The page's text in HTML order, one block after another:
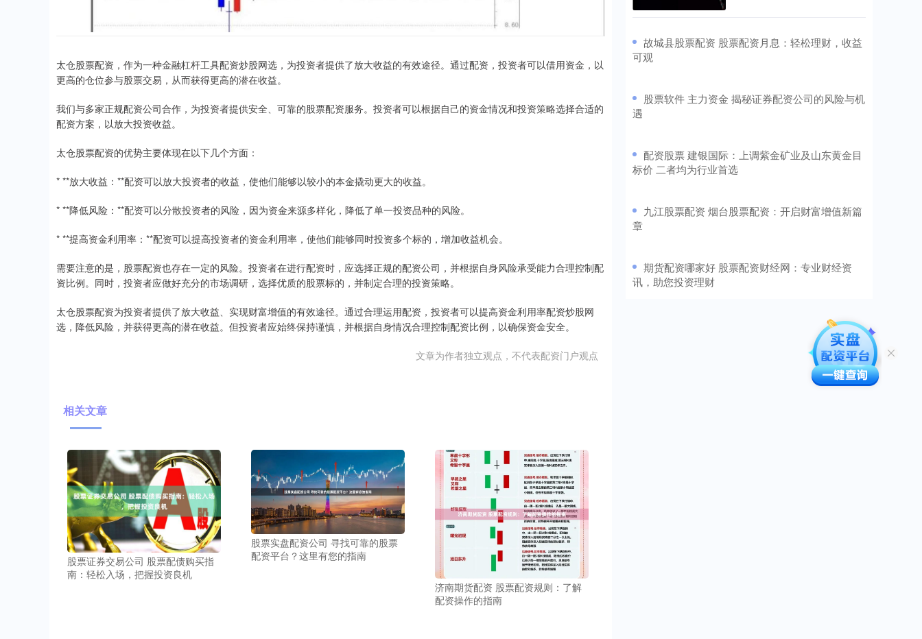
太仓股票配资，作为一种金融杠杆工具配资炒股网选，为投资者提供了放大收益的有效途径。通过配资，投资者可以借用资金，以
更高的仓位参与股票交易，从而获得更高的潜在收益。
我们与多家正规配资公司合作，为投资者提供安全、可靠的股票配资服务。投资者可以根据自己的资金情况和投资策略选择合适的
配资方案，以放大投资收益。
太仓股票配资的优势主要体现在以下几个方面：
* **放大收益：**配资可以放大投资者的收益，使他们能够以较小的本金撬动更大的收益。
* **降低风险：**配资可以分散投资者的风险，因为资金来源多样化，降低了单一投资品种的风险。
* **提高资金利用率：**配资可以提高投资者的资金利用率，使他们能够同时投资多个标的，增加收益机会。
需要注意的是，股票配资也存在一定的风险。投资者在进行配资时，应选择正规的配资公司，并根据自身风险承受能力合理控制配
资比例。同时，投资者应做好充分的市场调研，选择优质的股票标的，并制定合理的投资策略。
太仓股票配资为投资者提供了放大收益、实现财富增值的有效途径。通过合理运用配资，投资者可以提高资金利用率配资炒股网
选，降低风险，并获得更高的潜在收益。但投资者应始终保持谨慎，并根据自身情况合理控制配资比例，以确保资金安全。
文章为作者独立观点，不代表配资门户观点
相关文章
股票证券交易公司 股票配债购买指
南：轻松入场，把握投资良机
股票实盘配资公司 寻找可靠的股票
配资平台？这里有您的指南
济南期货配资 股票配资规则：了解
配资操作的指南
​故城县股票配资 股票配资月息：轻松理财，收益
可观
​股票软件 主力资金 揭秘证券配资公司的风险与机
遇
​配资股票 建银国际：上调紫金矿业及山东黄金目
标价 二者均为行业首选
​九江股票配资 烟台股票配资：开启财富增值新篇
章
​期货配资哪家好 股票配资财经网：专业财经资
讯，助您投资理财